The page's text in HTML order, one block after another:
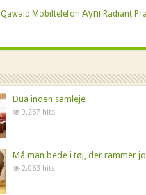
Qawaid Mobiltelefon Ayni Radiant
Dua inden samleje
9.267 hits
Må man bede i tøj, der rammer
2.063 hits